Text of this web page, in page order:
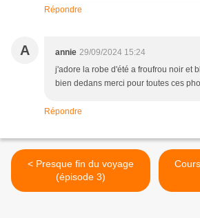
Répondre
A annie 29/09/2024 15:24
j'adore la robe d'été a froufrou noir et
bien dedans merci pour toutes ces
Répondre
< Presque fin du voyage
(épisode 3)